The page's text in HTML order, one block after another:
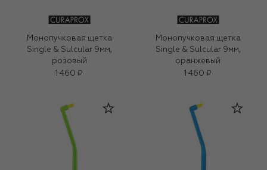
Монопучковая щетка
Single & Sulcular 9мм,
розовый
1 460 ₽
Монопучковая щетка
Single & Sulcular 9мм,
оранжевый
1 460 ₽